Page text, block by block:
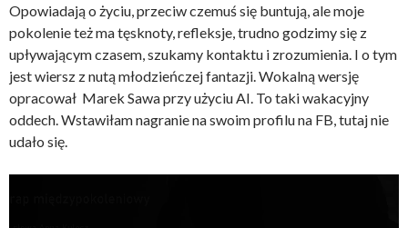
Opowiadają o życiu, przeciw czemuś się buntują, ale moje
pokolenie też ma tęsknoty, refleksje, trudno godzimy się z
upływającym czasem, szukamy kontaktu i zrozumienia. I o tym
jest wiersz z nutą młodzieńczej fantazji. Wokalną wersję
opracował Marek Sawa przy użyciu AI. To taki wakacyjny
oddech. Wstawiłam nagranie na swoim profilu na FB, tutaj nie
udało się.